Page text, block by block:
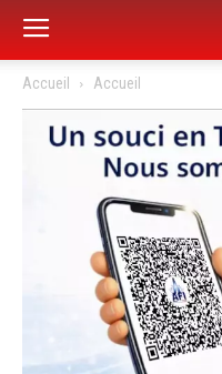
Accueil Accueil